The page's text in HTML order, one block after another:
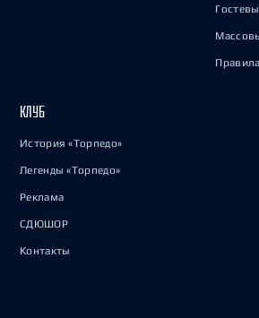
КЛУБ
История «Торпедо»
Легенды «Торпедо»
Реклама
СДЮШОР
Контакты